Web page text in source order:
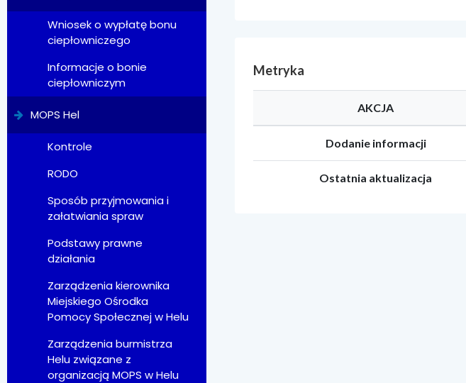
Wniosek o wypłatę bonu
ciepłowniczego
Informacje o bonie
ciepłowniczym
MOPS Hel
Kontrole
RODO
Sposób przyjmowania i
załatwiania spraw
Podstawy prawne
działania
Zarządzenia kierownika
Miejskiego Ośrodka
Pomocy Społecznej w Helu
Zarządzenia burmistrza
Helu związane z
organizacją MOPS w Helu
Metryka
AKCJA
Dodanie informacji
Ostatnia aktualizacja